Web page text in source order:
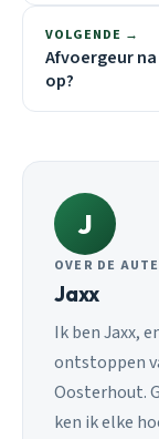
VOLGENDE →
Afvoergeur
op?
J
OVER DE
Jaxx
Ik ben Jaxx,
ontstoppen
Oosterhout.
ken ik elke